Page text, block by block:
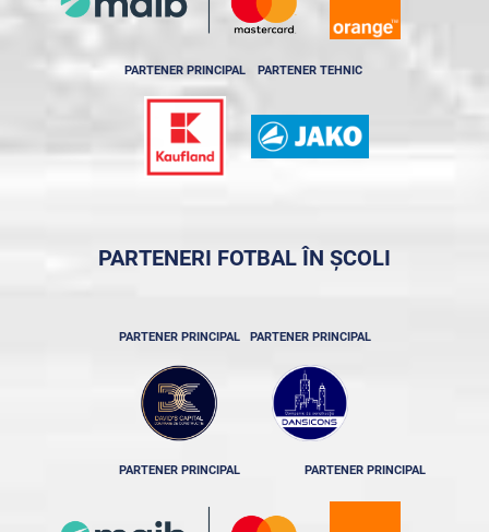
PARTENER PRINCIPAL PARTENER TEHNIC
PARTENERI FOTBAL ÎN ȘCOLI
PARTENER PRINCIPAL PARTENER PRINCIPAL
PARTENER PRINCIPAL PARTENER PRINCIPAL